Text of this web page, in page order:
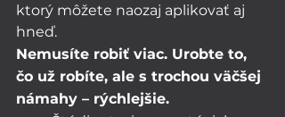
ktorý môžete naozaj aplikovať aj
hneď.
Nemusíte robiť viac. Urobte to,
čo už robíte, ale s trochou väčšej
námahy – rýchlejšie.